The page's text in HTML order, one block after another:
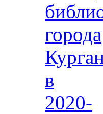
города
в
2020-